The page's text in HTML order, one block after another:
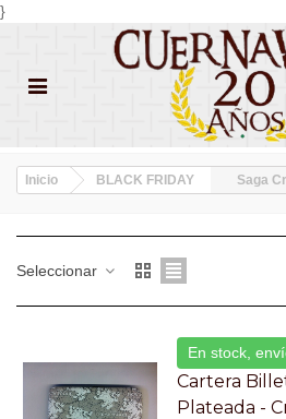
}
Inicio BLACK FRIDAY Saga
Seleccionar
En stock,
Cartera
Plateada -